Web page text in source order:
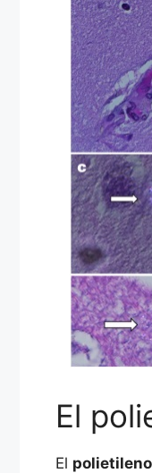
El
El polietileno